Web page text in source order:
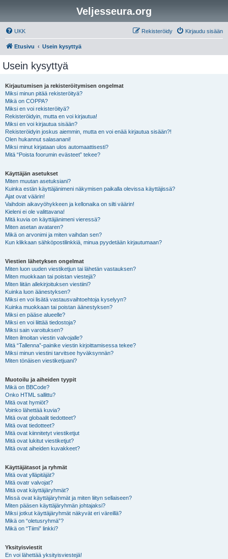
Veljesseura.org
UKK Kirjaudu sisään
Rekisteröidy
Etusivu Usein kysyttyä
Usein kysyttyä
Kirjautumisen ja rekisteröitymisen ongelmat
Miksi minun pitää rekisteröityä?
Mikä on COPPA?
Miksi en voi rekisteröityä?
Rekisteröidyin, mutta en voi kirjautua!
Miksi en voi kirjautua sisään?
Rekisteröidyin joskus aiemmin, mutta en voi enää kirjautua sisään?!
Olen hukannut salasanani!
Miksi minut kirjataan ulos automaattisesti?
Mitä “Poista foorumin evästeet” tekee?
Käyttäjän asetukset
Miten muutan asetuksiani?
Kuinka estän käyttäjänimeni näkymisen paikalla olevissa käyttäjissä?
Ajat ovat väärin!
Vaihdoin aikavyöhykkeen ja kellonaika on silti väärin!
Kieleni ei ole valittavana!
Mitä kuvia on käyttäjänimeni vieressä?
Miten asetan avataren?
Mikä on arvonimi ja miten vaihdan sen?
Kun klikkaan sähköpostilinkkiä, minua pyydetään kirjautumaan?
Viestien lähetyksen ongelmat
Miten luon uuden viestiketjun tai lähetän vastauksen?
Miten muokkaan tai poistan viestejä?
Miten liitän allekirjoituksen viestiini?
Kuinka luon äänestyksen?
Miksi en voi lisätä vastausvaihtoehtoja kyselyyn?
Kuinka muokkaan tai poistan äänestyksen?
Miksi en pääse alueelle?
Miksi en voi liittää tiedostoja?
Miksi sain varoituksen?
Miten ilmoitan viestin valvojalle?
Mitä “Tallenna”-painike viestin kirjoittamisessa tekee?
Miksi minun viestini tarvitsee hyväksynnän?
Miten tönäisen viestiketjuani?
Muotoilu ja aiheiden tyypit
Mikä on BBCode?
Onko HTML sallittu?
Mitä ovat hymiöt?
Voinko lähettää kuvia?
Mitä ovat globaalit tiedotteet?
Mitä ovat tiedotteet?
Mitä ovat kiinnitetyt viestiketjut
Mitä ovat lukitut viestiketjut?
Mitä ovat aiheiden kuvakkeet?
Käyttäjätasot ja ryhmät
Mitä ovat ylläpitäjät?
Mitä ovatr valvojat?
Mitä ovat käyttäjäryhmät?
Missä ovat käyttäjäryhmät ja miten liityn sellaiseen?
Miten pääsen käyttäjäryhmän johtajaksi?
Miksi jotkut käyttäjäryhmät näkyvät eri väreillä?
Mikä on “oletusryhmä”?
Mikä on “Tiimi” linkki?
Yksityisviestit
En voi lähettää yksityisviestejä!